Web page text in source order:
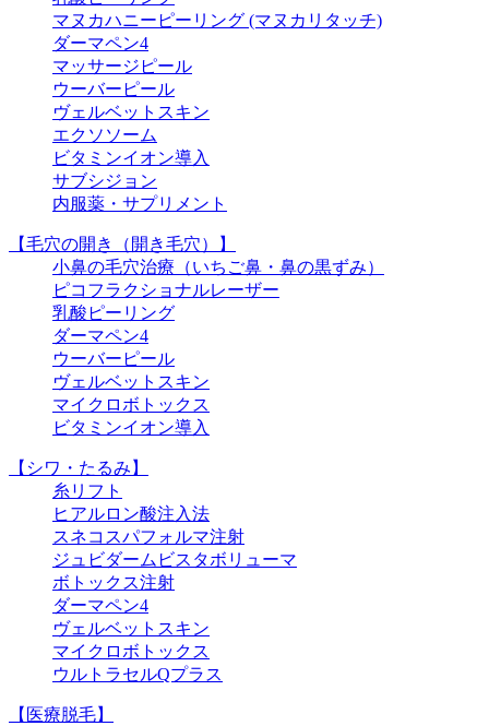
マヌカハニーピーリング (マヌカリタッチ)
ダーマペン4
マッサージピール
ウーバーピール
ヴェルベットスキン
エクソソーム
ビタミンイオン導入
サブシジョン
内服薬・サプリメント
【毛穴の開き（開き毛穴）】
小鼻の毛穴治療（いちご鼻・鼻の黒ずみ）
ピコフラクショナルレーザー
乳酸ピーリング
ダーマペン4
ウーバーピール
ヴェルベットスキン
マイクロボトックス
ビタミンイオン導入
【シワ・たるみ】
糸リフト
ヒアルロン酸注入法
スネコスパフォルマ注射
ジュビダームビスタボリューマ
ボトックス注射
ダーマペン4
ヴェルベットスキン
マイクロボトックス
ウルトラセルQプラス
【医療脱毛】